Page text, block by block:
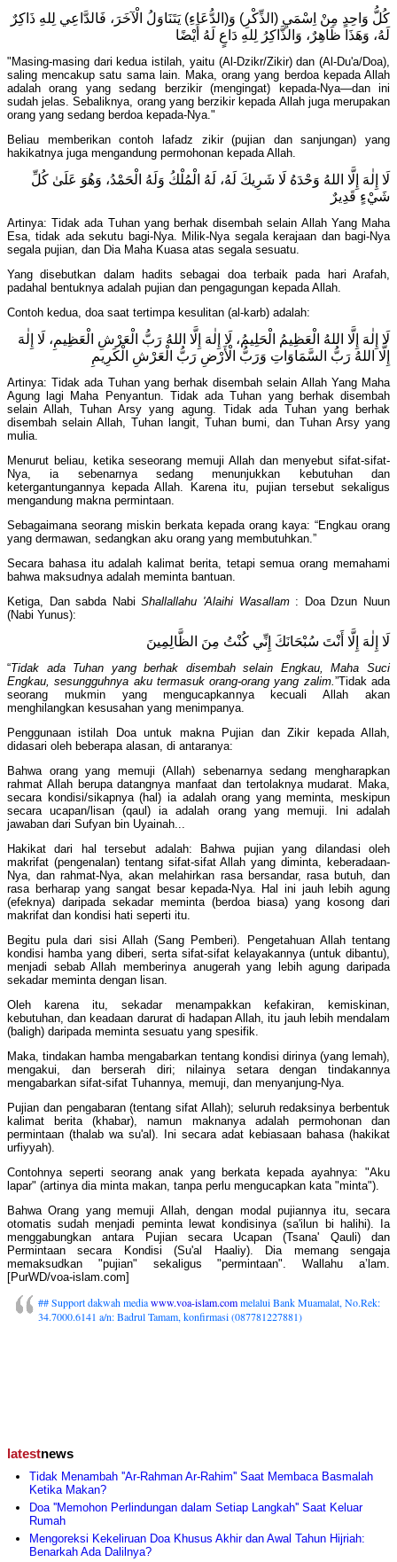
كُلُّ وَاحِدٍ مِنْ اِسْمَيِ (الذِّكْرِ) وَ(الدُّعَاءِ) يَتَنَاوَلُ الْآخَرَ، فَالدَّاعِي لِلهِ ذَاكِرٌ
لَهُ، وَهَذَا ظَاهِرٌ، وَالذَّاكِرُ لِلهِ دَاعٍ لَهُ أَيْضًا
"Masing-masing dari kedua istilah, yaitu (Al-Dzikr/Zikir) dan (Al-Du'a/Doa),
saling mencakup satu sama lain. Maka, orang yang berdoa kepada Allah
adalah orang yang sedang berzikir (mengingat) kepada-Nya—dan ini
sudah jelas. Sebaliknya, orang yang berzikir kepada Allah juga merupakan
orang yang sedang berdoa kepada-Nya."
Beliau memberikan contoh lafadz zikir (pujian dan sanjungan) yang
hakikatnya juga mengandung permohonan kepada Allah.
لَا إِلٰهَ إِلَّا اللهُ وَحْدَهُ لَا شَرِيكَ لَهُ، لَهُ الْمُلْكُ وَلَهُ الْحَمْدُ، وَهُوَ عَلَىٰ كُلِّ
شَيْءٍ قَدِيرٌ
Artinya: Tidak ada Tuhan yang berhak disembah selain Allah Yang Maha
Esa, tidak ada sekutu bagi-Nya. Milik-Nya segala kerajaan dan bagi-Nya
segala pujian, dan Dia Maha Kuasa atas segala sesuatu.
Yang disebutkan dalam hadits sebagai doa terbaik pada hari Arafah,
padahal bentuknya adalah pujian dan pengagungan kepada Allah.
Contoh kedua, doa saat tertimpa kesulitan (al-karb) adalah:
لَا إِلٰهَ إِلَّا اللهُ الْعَظِيمُ الْحَلِيمُ، لَا إِلٰهَ إِلَّا اللهُ رَبُّ الْعَرْشِ الْعَظِيمِ، لَا إِلٰهَ
إِلَّا اللهُ رَبُّ السَّمَاوَاتِ وَرَبُّ الْأَرْضِ رَبُّ الْعَرْشِ الْكَرِيمِ
Artinya: Tidak ada Tuhan yang berhak disembah selain Allah Yang Maha
Agung lagi Maha Penyantun. Tidak ada Tuhan yang berhak disembah
selain Allah, Tuhan Arsy yang agung. Tidak ada Tuhan yang berhak
disembah selain Allah, Tuhan langit, Tuhan bumi, dan Tuhan Arsy yang
mulia.
Menurut beliau, ketika seseorang memuji Allah dan menyebut sifat-sifat-
Nya, ia sebenarnya sedang menunjukkan kebutuhan dan
ketergantungannya kepada Allah. Karena itu, pujian tersebut sekaligus
mengandung makna permintaan.
Sebagaimana seorang miskin berkata kepada orang kaya: “Engkau orang
yang dermawan, sedangkan aku orang yang membutuhkan.”
Secara bahasa itu adalah kalimat berita, tetapi semua orang memahami
bahwa maksudnya adalah meminta bantuan.
Ketiga, Dan sabda NabiShallallahu 'Alaihi Wasallam : Doa Dzun Nuun
(Nabi Yunus):
لَا إِلٰهَ إِلَّا أَنْتَ سُبْحَانَكَ إِنِّي كُنْتُ مِنَ الظَّالِمِينَ
“Tidak ada Tuhan yang berhak disembah selain Engkau, Maha Suci
Engkau, sesungguhnya aku termasuk orang-orang yang zalim.”Tidak ada
seorang mukmin yang mengucapkannya kecuali Allah akan
menghilangkan kesusahan yang menimpanya.
Penggunaan istilah Doa untuk makna Pujian dan Zikir kepada Allah,
didasari oleh beberapa alasan, di antaranya:
Bahwa orang yang memuji (Allah) sebenarnya sedang mengharapkan
rahmat Allah berupa datangnya manfaat dan tertolaknya mudarat. Maka,
secara kondisi/sikapnya (hal) ia adalah orang yang meminta, meskipun
secara ucapan/lisan (qaul) ia adalah orang yang memuji. Ini adalah
jawaban dari Sufyan bin Uyainah...
Hakikat dari hal tersebut adalah: Bahwa pujian yang dilandasi oleh
makrifat (pengenalan) tentang sifat-sifat Allah yang diminta, keberadaan-
Nya, dan rahmat-Nya, akan melahirkan rasa bersandar, rasa butuh, dan
rasa berharap yang sangat besar kepada-Nya. Hal ini jauh lebih agung
(efeknya) daripada sekadar meminta (berdoa biasa) yang kosong dari
makrifat dan kondisi hati seperti itu.
Begitu pula dari sisi Allah (Sang Pemberi). Pengetahuan Allah tentang
kondisi hamba yang diberi, serta sifat-sifat kelayakannya (untuk dibantu),
menjadi sebab Allah memberinya anugerah yang lebih agung daripada
sekadar meminta dengan lisan.
Oleh karena itu, sekadar menampakkan kefakiran, kemiskinan,
kebutuhan, dan keadaan darurat di hadapan Allah, itu jauh lebih mendalam
(baligh) daripada meminta sesuatu yang spesifik.
Maka, tindakan hamba mengabarkan tentang kondisi dirinya (yang lemah),
mengakui, dan berserah diri; nilainya setara dengan tindakannya
mengabarkan sifat-sifat Tuhannya, memuji, dan menyanjung-Nya.
Pujian dan pengabaran (tentang sifat Allah); seluruh redaksinya berbentuk
kalimat berita (khabar), namun maknanya adalah permohonan dan
permintaan (thalab wa su'al). Ini secara adat kebiasaan bahasa (hakikat
urfiyyah).
Contohnya seperti seorang anak yang berkata kepada ayahnya: "Aku
lapar" (artinya dia minta makan, tanpa perlu mengucapkan kata "minta").
Bahwa Orang yang memuji Allah, dengan modal pujiannya itu, secara
otomatis sudah menjadi peminta lewat kondisinya (sa'ilun bi halihi). Ia
menggabungkan antara Pujian secara Ucapan (Tsana' Qauli) dan
Permintaan secara Kondisi (Su'al Haaliy). Dia memang sengaja
memaksudkan "pujian" sekaligus "permintaan". Wallahu a’lam.
[PurWD/voa-islam.com]
## Support dakwah mediawww.voa-islam.commelalui Bank Muamalat, No.Rek:
34.7000.6141 a/n: Badrul Tamam, konfirmasi (087781227881)
latestnews
Tidak Menambah ''Ar-Rahman Ar-Rahim'' Saat Membaca Basmalah
Ketika Makan?
Doa ''Memohon Perlindungan dalam Setiap Langkah'' Saat Keluar
Rumah
Mengoreksi Kekeliruan Doa Khusus Akhir dan Awal Tahun Hijriah:
Benarkah Ada Dalilnya?